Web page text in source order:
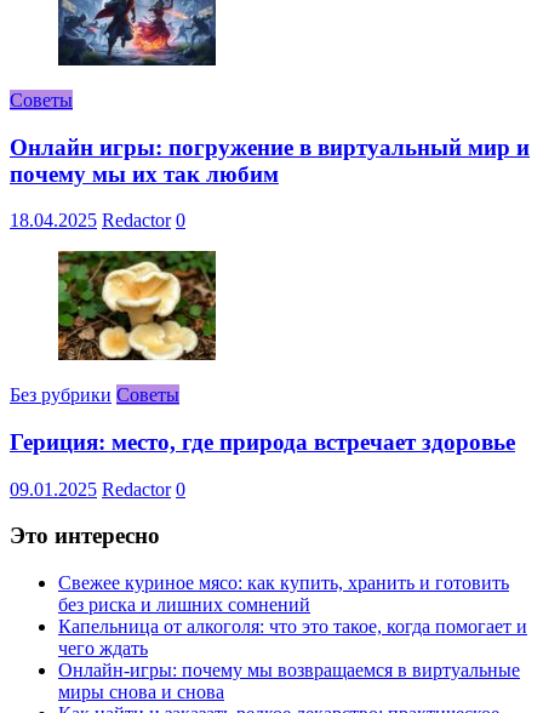
Советы
Онлайн игры: погружение в виртуальный мир и
почему мы их так любим
18.04.2025 Redactor 0
Без рубрики Советы
Гериция: место, где природа встречает здоровье
09.01.2025 Redactor 0
Это интересно
Свежее куриное мясо: как купить, хранить и готовить
без риска и лишних сомнений
Капельница от алкоголя: что это такое, когда помогает и
чего ждать
Онлайн-игры: почему мы возвращаемся в виртуальные
миры снова и снова